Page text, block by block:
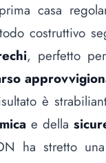
casa
costruttivo
, perfetto
è
e della
ha stretto